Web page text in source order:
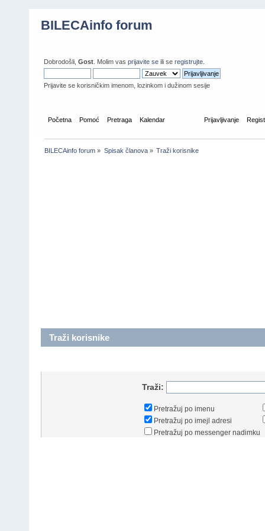
BILECAinfo forum
Dobrodošli, Gost . Molim vas prijavite se ili se registrujte
Prijavite se korisničkim imenom, lozinkom i dužinom sesije
Početna Pomoć Pretraga Kalendar Prijavljivanje
BILECAinfo forum » Spisak članova» Traži korisnike
Traži korisnike
Traži:
Pretražuj po imenu
Pretražuj po imejl adresi
Pretražuj po messenger nadimku